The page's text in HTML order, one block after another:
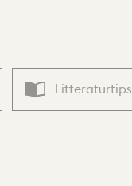
Litteraturtips